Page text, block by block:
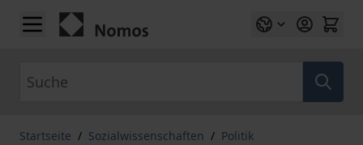
Zum Inhalt springen
Startseite / Sozialwissenschaften / Politik